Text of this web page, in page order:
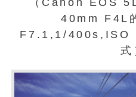
（Canon EOS
40mm F4L
F7.1,1/400s,ISO
式